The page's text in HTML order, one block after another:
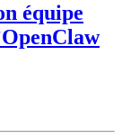
équipe